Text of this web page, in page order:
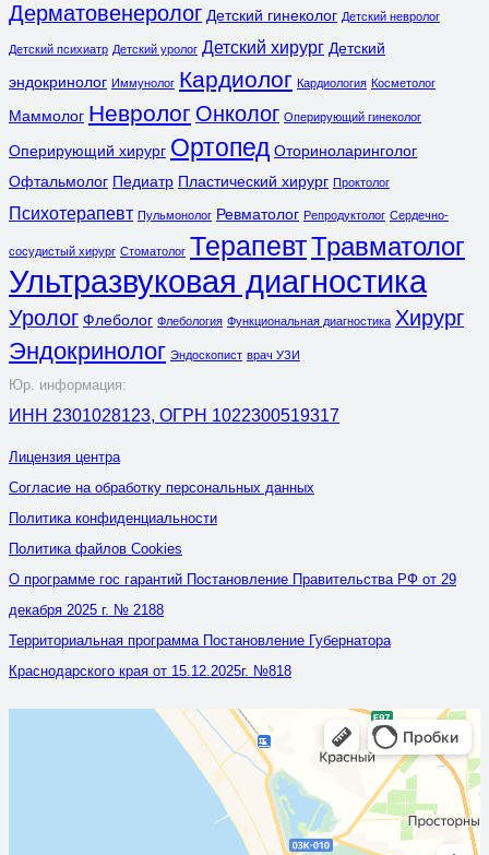
Дерматовенеролог Детский гинеколог Детский невролог
Детский психиатр Детский уролог Детский хирург Детский
эндокринолог Иммунолог Кардиолог Кардиология Косметолог
Маммолог Невролог Онколог Оперирующий гинеколог
Оперирующий хирург Ортопед Оториноларинголог
Офтальмолог Педиатр Пластический хирург Проктолог
Психотерапевт Пульмонолог Ревматолог Репродуктолог Сердечно-
сосудистый хирург Стоматолог ТерапевтТравматолог
Ультразвуковая диагностика
Уролог Флеболог Флебология Функциональная диагностика Хирург
Эндокринолог Эндоскопист врач УЗИ
Юр. информация:
ИНН 2301028123, ОГРН 1022300519317
Лицензия центра
Согласие на обработку персональных данных
Политика конфиденциальности
Политика файлов Cookies
О программе гос гарантий Постановление Правительства РФ от 29
декабря 2025 г. № 2188
Территориальная программа Постановление Губернатора
Краснодарского края от 15.12.2025г. №818